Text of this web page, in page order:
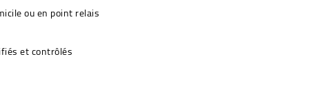
ou en point relais
et contrôlés